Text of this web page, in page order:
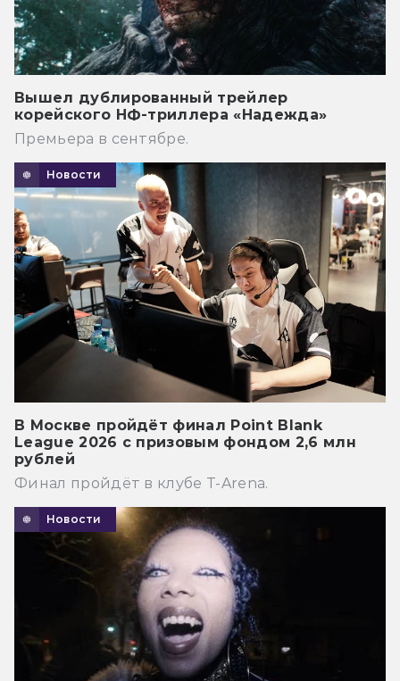
Вышел дублированный трейлер
корейского НФ-триллера «Надежда»
Премьера в сентябре.
Новости
В Москве пройдёт финал Point Blank
League 2026 с призовым фондом 2,6 млн
рублей
Финал пройдёт в клубе T-Arena.
Новости